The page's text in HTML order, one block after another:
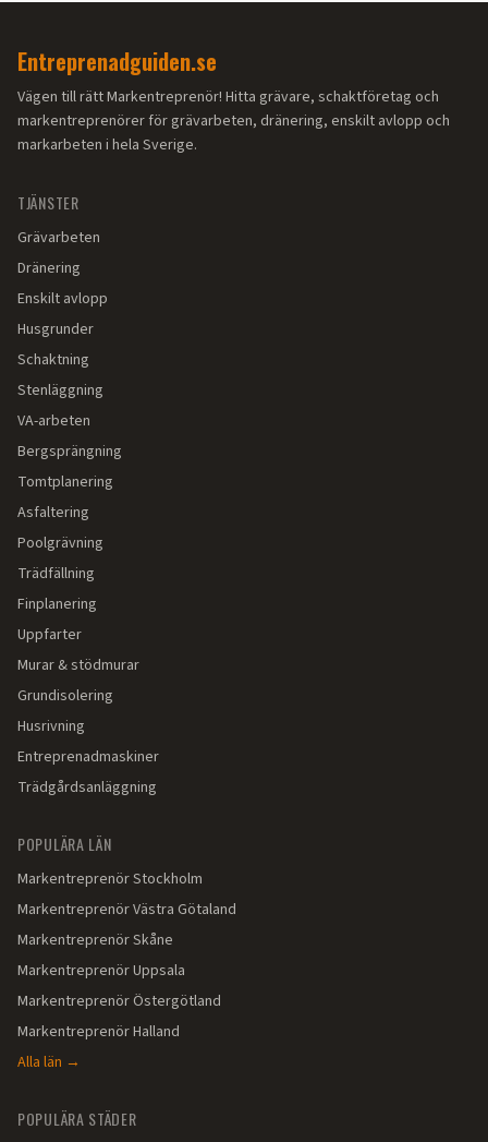
Entreprenadguiden.se
Vägen till rätt Markentreprenör! Hitta grävare, schaktföretag och
markentreprenörer för grävarbeten, dränering, enskilt avlopp och
markarbeten i hela Sverige.
TJÄNSTER
Grävarbeten
Dränering
Enskilt avlopp
Husgrunder
Schaktning
Stenläggning
VA-arbeten
Bergsprängning
Tomtplanering
Asfaltering
Poolgrävning
Trädfällning
Finplanering
Uppfarter
Murar & stödmurar
Grundisolering
Husrivning
Entreprenadmaskiner
Trädgårdsanläggning
POPULÄRA LÄN
MarkentreprenörStockholm
MarkentreprenörVästra Götaland
MarkentreprenörSkåne
MarkentreprenörUppsala
MarkentreprenörÖstergötland
MarkentreprenörHalland
Alla län →
POPULÄRA STÄDER